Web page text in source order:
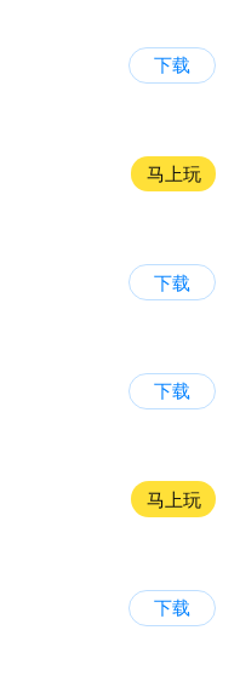
下载
马上玩
下载
下载
马上玩
下载